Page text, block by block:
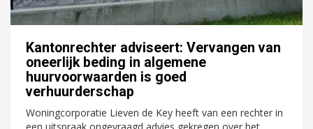
Kantonrechter adviseert: Vervangen van
oneerlijk beding in algemene
huurvoorwaarden is goed
verhuurderschap
Woningcorporatie Lieven de Key heeft van een rechter in